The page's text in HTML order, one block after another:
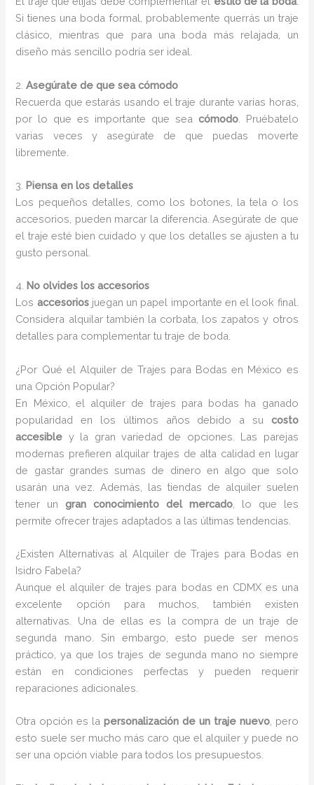
Si tienes una boda formal, probablemente querrás un traje
clásico, mientras que para una boda más relajada, un
diseño más sencillo podría ser ideal.
2.Asegúrate de que sea cómodo
Recuerda que estarás usando el traje durante varias horas,
por lo que es importante que sea cómodo. Pruébatelo
varias veces y asegúrate de que puedas moverte
libremente.
3. Piensa en los detalles
Los pequeños detalles, como los botones, la tela o los
accesorios, pueden marcar la diferencia. Asegúrate de que
el traje esté bien cuidado y que los detalles se ajusten a tu
gusto personal.
4. No olvides los accesorios
Los accesoriosjuegan un papel importante en el look final.
Considera alquilar también la corbata, los zapatos y otros
detalles para complementar tu traje de boda.
¿Por Qué el Alquiler de Trajes para Bodas en México es
una Opción Popular?
En México, el alquiler de trajes para bodas ha ganado
popularidad en los últimos años debido a su costo
accesible y la gran variedad de opciones. Las parejas
modernas prefieren alquilar trajes de alta calidad en lugar
de gastar grandes sumas de dinero en algo que solo
usarán una vez. Además, las tiendas de alquiler suelen
tener ungran conocimiento del mercado, lo que les
permite ofrecer trajes adaptados a las últimas tendencias.
¿Existen Alternativas al Alquiler de Trajes para Bodas en
Isidro Fabela?
Aunque el alquiler de trajes para bodas en CDMX es una
excelente opción para muchos, también existen
alternativas. Una de ellas es la compra de un traje de
segunda mano. Sin embargo, esto puede ser menos
práctico, ya que los trajes de segunda mano no siempre
están en condiciones perfectas y pueden requerir
reparaciones adicionales.
Otra opción es lapersonalización de un traje nuevo, pero
esto suele ser mucho más caro que el alquiler y puede no
ser una opción viable para todos los presupuestos.